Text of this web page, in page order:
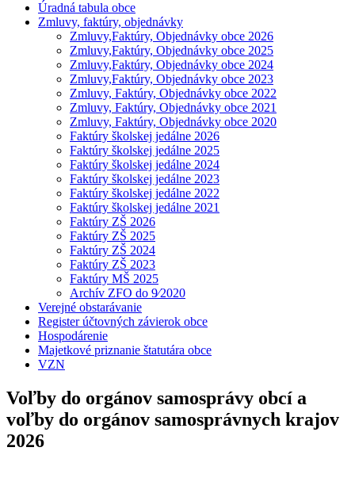
Úradná tabula obce
Zmluvy, faktúry, objednávky
Zmluvy,Faktúry, Objednávky obce 2026
Zmluvy,Faktúry, Objednávky obce 2025
Zmluvy,Faktúry, Objednávky obce 2024
Zmluvy,Faktúry, Objednávky obce 2023
Zmluvy, Faktúry, Objednávky obce 2022
Zmluvy, Faktúry, Objednávky obce 2021
Zmluvy, Faktúry, Objednávky obce 2020
Faktúry školskej jedálne 2026
Faktúry školskej jedálne 2025
Faktúry školskej jedálne 2024
Faktúry školskej jedálne 2023
Faktúry školskej jedálne 2022
Faktúry školskej jedálne 2021
Faktúry ZŠ 2026
Faktúry ZŠ 2025
Faktúry ZŠ 2024
Faktúry ZŠ 2023
Faktúry MŠ 2025
Archív ZFO do 9⁄2020
Verejné obstarávanie
Register účtovných závierok obce
Hospodárenie
Majetkové priznanie štatutára obce
VZN
Voľby do orgánov samosprávy obcí a
voľby do orgánov samosprávnych krajov
2026